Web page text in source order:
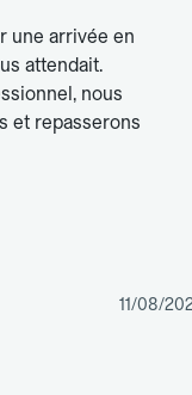
une arrivée en
attendait.
nous
et repasserons
11/08/